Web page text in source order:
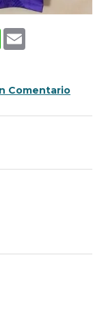
WhatsApp
Email
Comentario